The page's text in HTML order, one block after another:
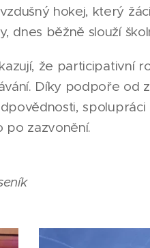
hokej, který
dnes běžně slouží
že participativní
Díky podpoře od
po zazvonění.